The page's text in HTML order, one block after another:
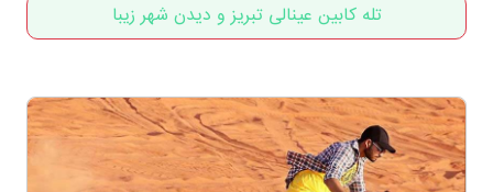
تله کابین عینالی تبریز و دیدن شهر زیبا